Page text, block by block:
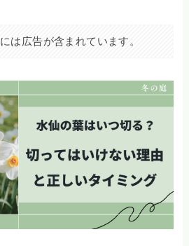
は広告が含まれています。